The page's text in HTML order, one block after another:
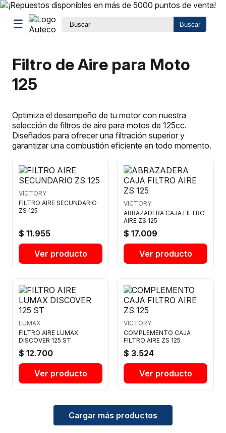
☰ Buscar
Filtro de Aire para Moto
125
Optimiza el desempeño de tu motor con nuestra
selección de filtros de aire para motos de 125cc.
Diseñados para ofrecer una filtración superior y
garantizar una combustión eficiente en todo momento.
VICTORY
FILTRO AIRE SECUNDARIO
ZS 125
$ 11.955
Ver producto
VICTORY
ABRAZADERA CAJA FILTRO
AIRE ZS 125
$ 17.009
Ver producto
LUMAX
FILTRO AIRE LUMAX
DISCOVER 125 ST
$ 12.700
Ver producto
VICTORY
COMPLEMENTO CAJA
FILTRO AIRE ZS 125
$ 3.524
Ver producto
Cargar más productos